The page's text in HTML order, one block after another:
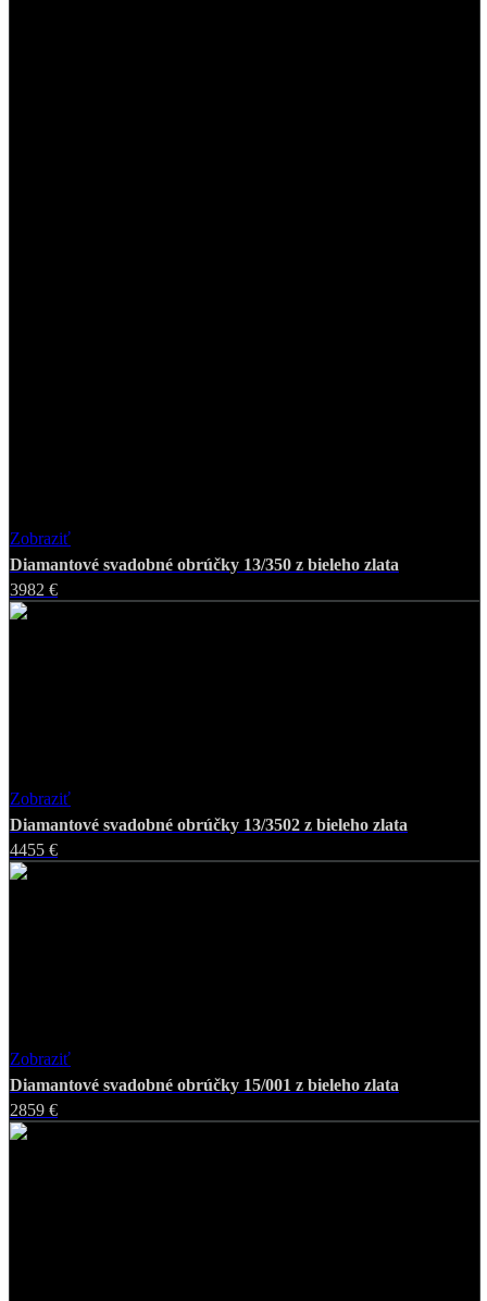
Zobraziť
Diamantové svadobné obrúčky 13/350 z bieleho zlata
3982 €
Zobraziť
Diamantové svadobné obrúčky 13/3502 z bieleho zlata
4455 €
Zobraziť
Diamantové svadobné obrúčky 15/001 z bieleho zlata
2859 €